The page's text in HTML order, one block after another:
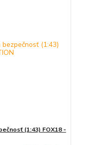
(1:43) FOX18 -